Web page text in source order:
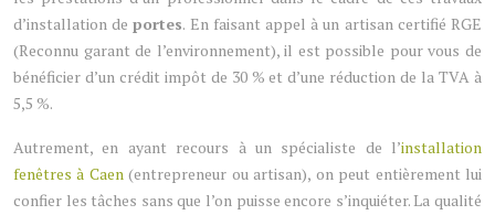
d’installation deportes. En faisant appel à un artisan certifié RGE
(Reconnu garant de l’environnement), il est possible pour vous de
bénéficier d’un crédit impôt de 30 % et d’une réduction de la TVA à
5,5 %.
Autrement, en ayant recours à un spécialiste de l’installation
fenêtres à Caen(entrepreneur ou artisan), on peut entièrement lui
confier les tâches sans que l’on puisse encore s’inquiéter. La qualité